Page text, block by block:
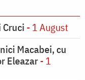
- 1 August
Macabei, cu
Eleazar- 1